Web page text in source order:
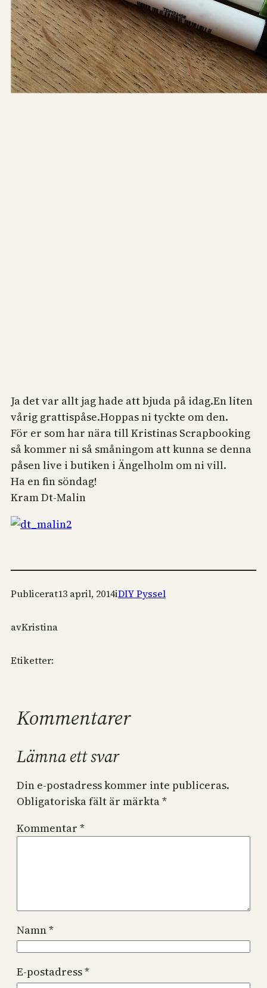
Ja det var allt jag hade att bjuda på idag.En liten
vårig grattispåse.Hoppas ni tyckte om den.
För er som har nära till Kristinas Scrapbooking
så kommer ni så småningom att kunna se denna
påsen live i butiken i Ängelholm om ni vill.
Ha en fin söndag!
Kram Dt-Malin
Publicerat13 april, 2014iDIY Pyssel
avKristina
Etiketter:
Kommentarer
Lämna ett svar
Din e-postadress kommer inte publiceras.
Obligatoriska fält är märkta*
Kommentar *
Namn*
E-postadress*